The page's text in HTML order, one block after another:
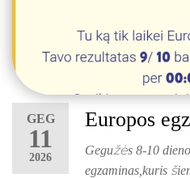
GEG
11
2026
Europos
Gegužės 8-10
egzaminas,kuris